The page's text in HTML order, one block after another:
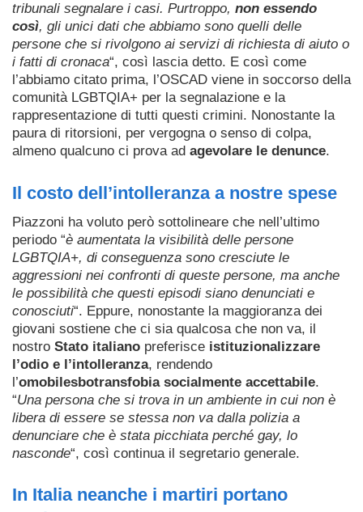
tribunali segnalare i casi. Purtroppo, non essendo
così, gli unici dati che abbiamo sono quelli delle
persone che si rivolgono ai servizi di richiesta di aiuto o
i fatti di cronaca“, così lascia detto. E così come
l’abbiamo citato prima, l’OSCAD viene in soccorso della
comunità LGBTQIA+ per la segnalazione e la
rappresentazione di tutti questi crimini. Nonostante la
paura di ritorsioni, per vergogna o senso di colpa,
almeno qualcuno ci prova ad agevolare le denunce.
Il costo dell’intolleranza a nostre spese
Piazzoni ha voluto però sottolineare che nell’ultimo
periodo “è aumentata la visibilità delle persone
LGBTQIA+, di conseguenza sono cresciute le
aggressioni nei confronti di queste persone, ma anche
le possibilità che questi episodi siano denunciati e
conosciuti“. Eppure, nonostante la maggioranza dei
giovani sostiene che ci sia qualcosa che non va, il
nostro Stato italiano preferisce istituzionalizzare
l’odio e l’intolleranza, rendendo
l’omobilesbotransfobia socialmente accettabile.
“Una persona che si trova in un ambiente in cui non è
libera di essere se stessa non va dalla polizia a
denunciare che è stata picchiata perché gay, lo
nasconde“, così continua il segretario generale.
In Italia neanche i martiri portano